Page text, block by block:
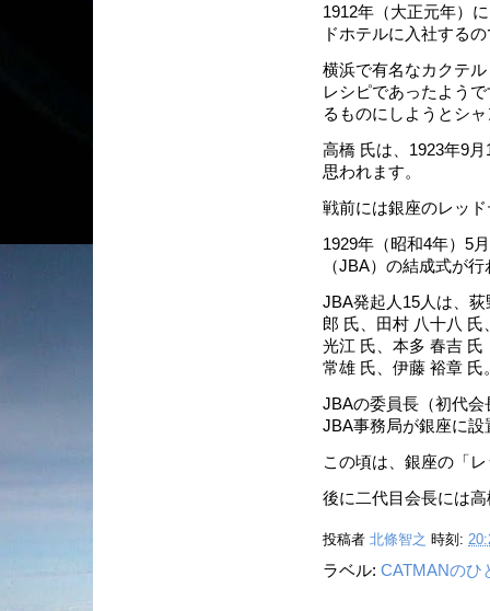
1912年（大正元年）
ドホテルに入社する
横浜で有名なカクテ
レシピであったよう
るものにしようとシ
高橋 氏は、1923年9
思われます。
戦前には銀座のレッ
1929年（昭和4年）5
（JBA）の結成式が
JBA発起人15人は、
郎 氏、田村 八十八
光江 氏、本多 春吉
常雄 氏、伊藤 裕章 氏
JBAの委員長（初代
JBA事務局が銀座に設
この頃は、銀座の「
後に二代目会長には
投稿者 北條智之 時刻:
ラベル: CATMANのひ